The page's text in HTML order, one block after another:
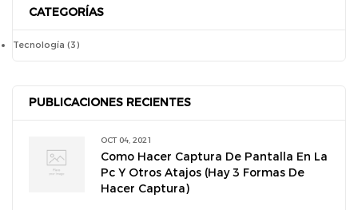
CATEGORÍAS
Tecnología (3)
PUBLICACIONES RECIENTES
OCT 04, 2021
Como Hacer Captura De Pantalla En La
Pc Y Otros Atajos (hay 3 Formas De
Hacer Captura)